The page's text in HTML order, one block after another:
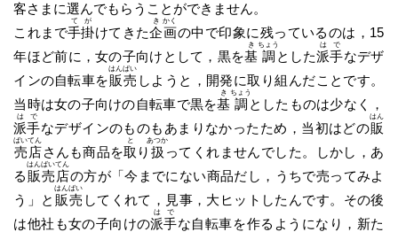
客さまに選んでもらうことができません。
これまで手
て
掛
が
けてきた企
き
画
かく
の中で印象に残っているのは，15
年ほど前に，女の子向けとして，黒を基
き
調
ちょう
とした派
は
手
で
なデザ
インの自転車を販
はん
売
ばい
しようと，開発に取り組んだことです。
当時は女の子向けの自転車で黒を基
き
調
ちょう
としたものは少なく，
派
は
手
で
なデザインのものもあまりなかったため，当初はどの販
はん
売
ばい
店
てん
さんも商品を取
と
り 扱
あつか
ってくれませんでした。しかし，あ
る 販
はん
売
ばい
店
てん
の方が「今までにない商品だし，うちで売ってみよ
う」と 販
はん
売
ばい
してくれて，見事，大ヒットしたんです。その後
は他社も女の子向けの派
は
手
で
な自転車を作るようになり，新た